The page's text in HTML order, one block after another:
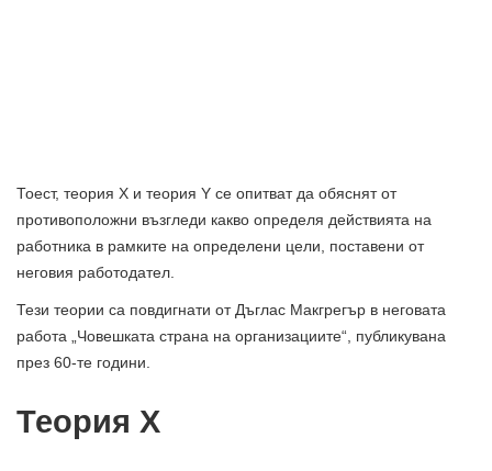
Тоест, теория X и теория Y се опитват да обяснят от
противоположни възгледи какво определя действията на
работника в рамките на определени цели, поставени от
неговия работодател.
Тези теории са повдигнати от Дъглас Макгрегър в неговата
работа „Човешката страна на организациите“, публикувана
през 60-те години.
Теория X